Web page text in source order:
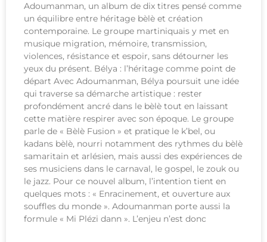
Adoumanman, un album de dix titres pensé comme
un équilibre entre héritage bèlè et création
contemporaine. Le groupe martiniquais y met en
musique migration, mémoire, transmission,
violences, résistance et espoir, sans détourner les
yeux du présent. Bélya : l’héritage comme point de
départ Avec Adoumanman, Bélya poursuit une idée
qui traverse sa démarche artistique : rester
profondément ancré dans le bèlè tout en laissant
cette matière respirer avec son époque. Le groupe
parle de « Bèlè Fusion » et pratique le k’bel, ou
kadans bèlè, nourri notamment des rythmes du bèlè
samaritain et arlésien, mais aussi des expériences de
ses musiciens dans le carnaval, le gospel, le zouk ou
le jazz. Pour ce nouvel album, l’intention tient en
quelques mots : « Enracinement, et ouverture aux
souffles du monde ». Adoumanman porte aussi la
formule « Mi Plézi dann ». L’enjeu n’est donc